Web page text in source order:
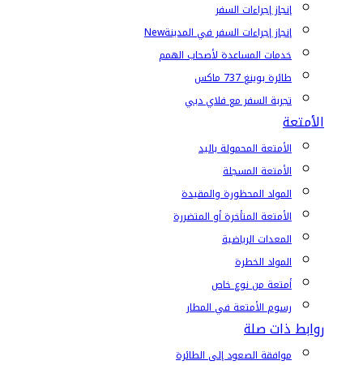
إنجاز إجراءات السفر
إنجاز إجراءات السفر في المدينةNew
خدمات المساعدة لأصحاب الهمم
طائرة بوينغ 737 ماكس
تجربة السفر مع فلاي دبي
الأمتعة
الأمتعة المحمولة باليد
الأمتعة المسجلة
المواد المحظورة والمقيدة
الأمتعة المتأخرة أو المتضررة
المعدات الرياضية
المواد الخطرة
أمتعة من نوع خاص
رسوم الأمتعة في المطار
روابط ذات صلة
موافقة الصعود إلى الطائرة